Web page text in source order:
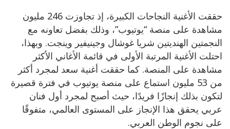
حققت الأغنية النجاحات الكبيرة، إذ تجاوزت 246 مليون
مشاهدة على منصة “يوتيوب”، وذلك بفضل تعاونه مع
النجمتين الهنديتين شريا غوشال وجينيفير وينجت. وبهذا،
احتلت الأغنية المرتبة الأولى في قائمة الأغاني الأكثر
مشاهدة على المنصة. كما حققت أغنية سعد لمجرد أكثر
من 53 مليون استماع على منصة يوتيوب في فترة قصيرة
لتكون بذلك إنجازًا فريدًا، حيث أصبح لمجرد أول فنان
عربي يحقق هذا الإنجاز على المستوى العالمي، متفوقًا
على نجوم الوطن العربي.